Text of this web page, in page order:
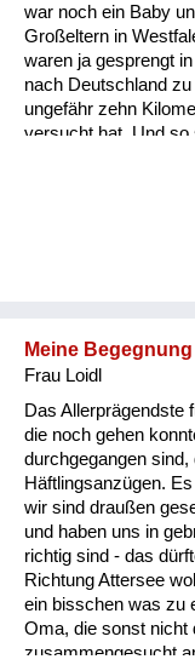
war noch ein Baby
Großeltern in
waren ja gesprengt
nach Deutschland
ungefähr zehn
versucht hat. Und so
war das
Meine
Frau Loidl
Das Allerprägendste
die noch gehen
durchgegangen
Häftlingsanzügen.
wir sind draußen
und haben uns in
richtig sind - das
Richtung Attersee
ein bisschen was zu
Oma, die sonst nicht
zusammengesucht